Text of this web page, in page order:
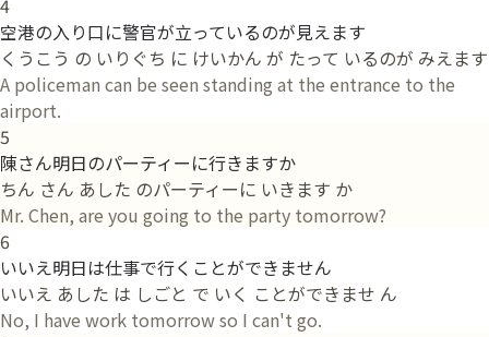
空港の入り口に警官が立っているのが見えます
くうこう の いりぐち に けいかん が たって いるのが みえます
A policeman can be seen standing at the entrance to the
airport.
5
陳さん明日のパーティーに行きますか
ちん さん あした のパーティーに いきます か
Mr. Chen, are you going to the party tomorrow?
6
いいえ明日は仕事で行くことができません
いいえ あした は しごと で いく ことができませ ん
No, I have work tomorrow so I can't go.